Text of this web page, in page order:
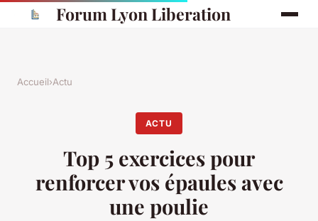
Forum Lyon Liberation
Accueil›Actu
ACTU
Top 5 exercices pour
renforcer vos épaules avec
une poulie